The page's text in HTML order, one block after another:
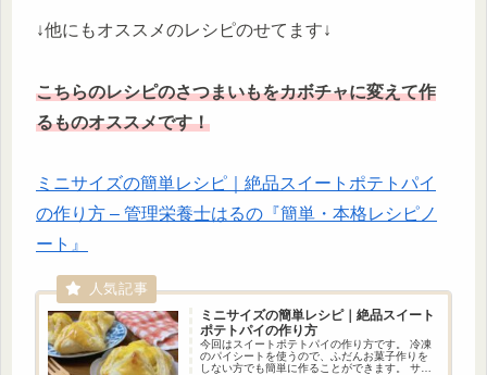
↓他にもオススメのレシピのせてます↓
こちらのレシピのさつまいもをカボチャに変えて作
るものオススメです！
ミニサイズの簡単レシピ｜絶品スイートポテトパイ
の作り方 – 管理栄養士はるの『簡単・本格レシピノ
ート』
ミニサイズの簡単レシピ｜絶品スイート
ポテトパイの作り方
今回はスイートポテトパイの作り方です。 冷凍
のパイシートを使うので、ふだんお菓子作りを
しない方でも簡単に作ることができます。 サク